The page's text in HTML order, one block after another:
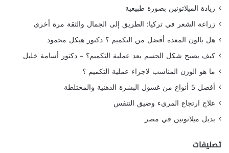
زيادة الميلاتونين بصورة طبيعية
زراعة الشعر في تركيا: الطريق إلى الجمال والثقة مرة أخرى
هل بالون المعدة أفضل من التكميم ؟ دكتور هيكل محمود
كيف يصبح شكل الجسم بعد عملية التكميم؟ – دكتور أسامة خليل
ما هو الوزن المناسب لاجراء عملية التكميم ؟
أفضل 5 أنواع من غسول البشرة الدهنية والمختلطة
علاج ارتجاع المريء وضيق التنفس
بديل ميلاتونين في مصر
تصنيفات